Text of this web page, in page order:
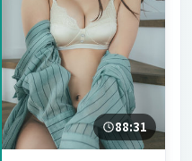
88:31